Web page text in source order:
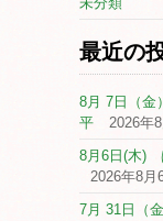
最近の
8月 7日（
平
2026年
8月6日(木)
2026年8月
7月 31日（